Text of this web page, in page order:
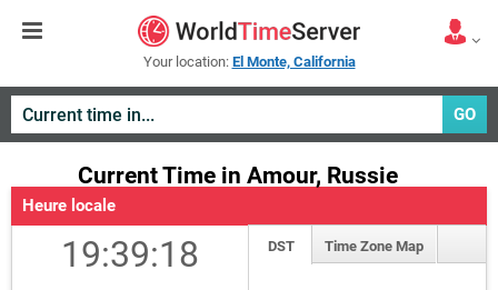
Your location: El Monte, California
GO
Current Time in Amour, Russie
Heure locale
19:39:18 DST Time Zone Map